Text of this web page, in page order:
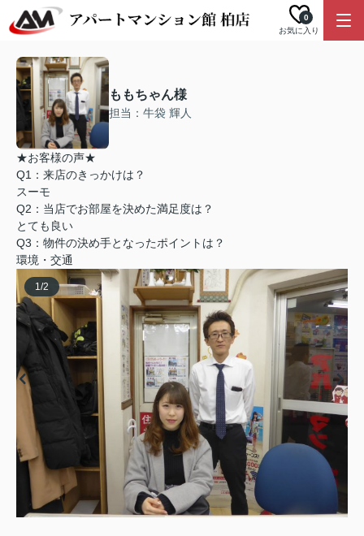
お気に入り
0
ももちゃん様
担当：牛袋 輝人
★お客様の声★
Q1：来店のきっかけは？
スーモ
Q2：当店でお部屋を決めた満足度は？
とても良い
Q3：物件の決め手となったポイントは？
環境・交通
1/2